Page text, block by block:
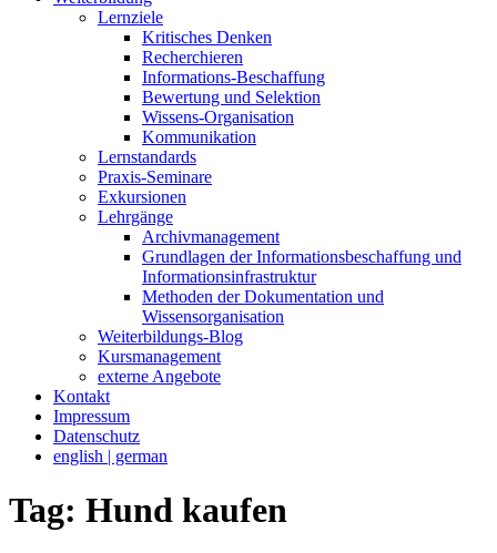
Lernziele
Kritisches Denken
Recherchieren
Informations-Beschaffung
Bewertung und Selektion
Wissens-Organisation
Kommunikation
Lernstandards
Praxis-Seminare
Exkursionen
Lehrgänge
Archivmanagement
Grundlagen der Informationsbeschaffung und
Informationsinfrastruktur
Methoden der Dokumentation und
Wissensorganisation
Weiterbildungs-Blog
Kursmanagement
externe Angebote
Kontakt
Impressum
Datenschutz
english | german
Tag: Hund kaufen